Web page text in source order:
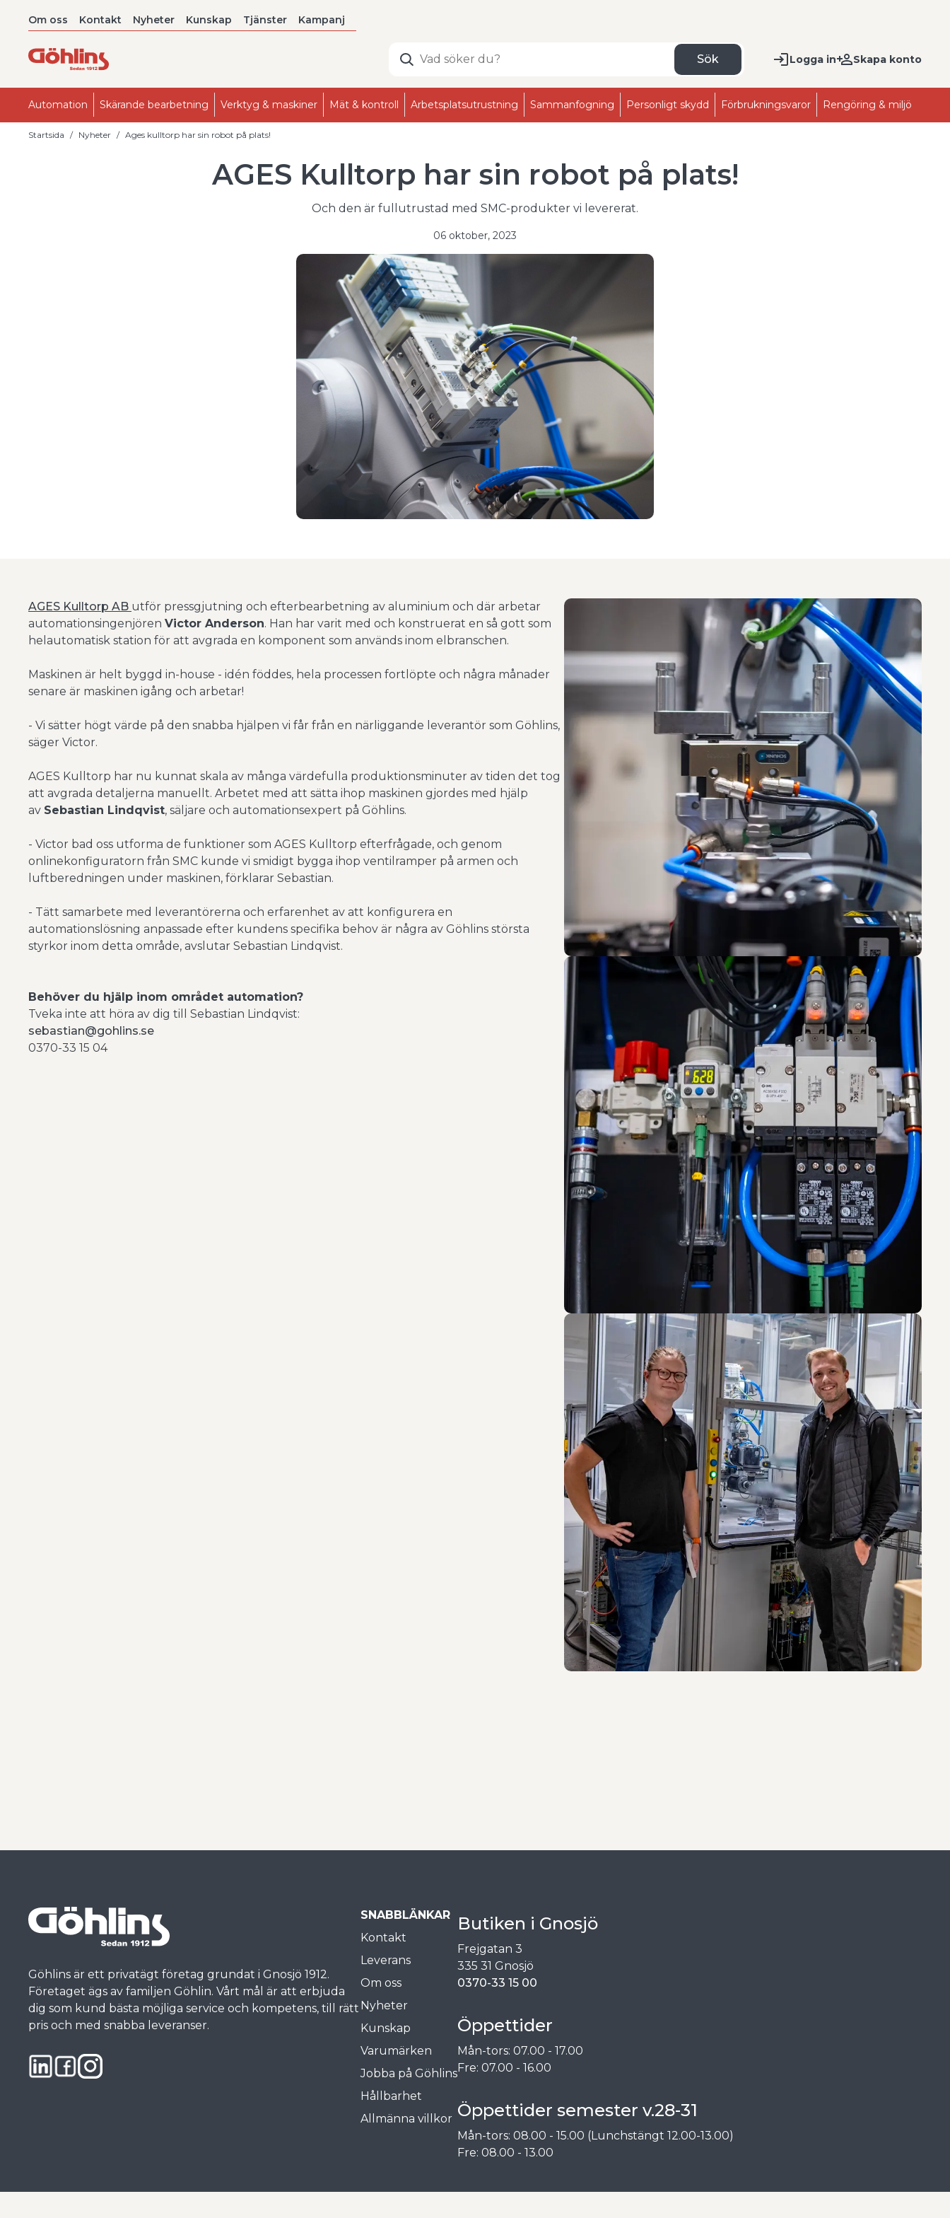
Om oss Kontakt Nyheter Kunskap Tjänster Kampanj
Sök Logga in Skapa konto
Automation Skärande bearbetning Verktyg & maskiner Mät & kontroll Arbetsplatsutrustning Sammanfogning Personligt skydd Förbrukningsvaror Rengöring & miljö
Startsida Nyheter Ages kulltorp har sin robot på plats!
AGES Kulltorp har sin robot på plats!
Och den är fullutrustad med SMC-produkter vi levererat.
06 oktober, 2023
AGES Kulltorp AB utför pressgjutning och efterbearbetning av aluminium och där arbetar
automationsingenjören Victor Anderson. Han har varit med och konstruerat en så gott som
helautomatisk station för att avgrada en komponent som används inom elbranschen.
Maskinen är helt byggd in-house - idén föddes, hela processen fortlöpte och några månader
senare är maskinen igång och arbetar!
- Vi sätter högt värde på den snabba hjälpen vi får från en närliggande leverantör som Göhlins,
säger Victor.
AGES Kulltorp har nu kunnat skala av många värdefulla produktionsminuter av tiden det tog
att avgrada detaljerna manuellt. Arbetet med att sätta ihop maskinen gjordes med hjälp
av Sebastian Lindqvist, säljare och automationsexpert på Göhlins.
- Victor bad oss utforma de funktioner som AGES Kulltorp efterfrågade, och genom
onlinekonfiguratorn från SMC kunde vi smidigt bygga ihop ventilramper på armen och
luftberedningen under maskinen, förklarar Sebastian.
- Tätt samarbete med leverantörerna och erfarenhet av att konfigurera en
automationslösning anpassade efter kundens specifika behov är några av Göhlins största
styrkor inom detta område, avslutar Sebastian Lindqvist.
Behöver du hjälp inom området automation?
Tveka inte att höra av dig till Sebastian Lindqvist:
sebastian@gohlins.se
0370-33 15 04
Göhlins är ett privatägt företag grundat i Gnosjö 1912.
Företaget ägs av familjen Göhlin. Vårt mål är att erbjuda
dig som kund bästa möjliga service och kompetens, till rätt
pris och med snabba leveranser.
SNABBLÄNKAR
Kontakt
Leverans
Om oss
Nyheter
Kunskap
Varumärken
Jobba på Göhlins
Hållbarhet
Allmänna villkor
Butiken i Gnosjö
Frejgatan 3
335 31 Gnosjö
0370-33 15 00
Öppettider
Mån-tors: 07.00 - 17.00
Fre: 07.00 - 16.00
Öppettider semester v.28-31
Mån-tors: 08.00 - 15.00 (Lunchstängt 12.00-13.00)
Fre: 08.00 - 13.00